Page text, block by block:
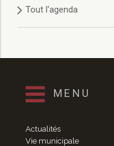
Délibérations
Délibérations
Délibérations
Délibérations
Délibérations
Tout l'agenda
MENU
Actualités
Vie municipale